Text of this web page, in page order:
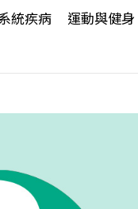
統疾病 運動與健身